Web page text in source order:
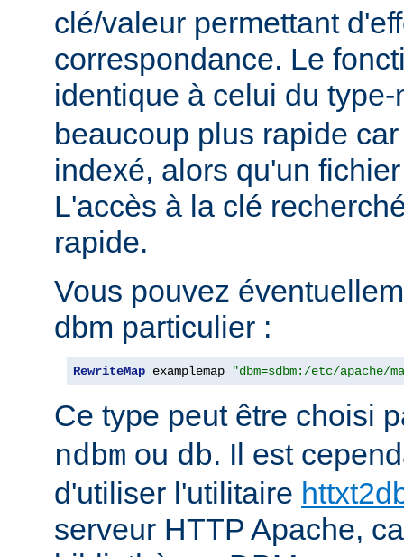
clé/valeur permettant
correspondance. Le
identique à celui du
beaucoup plus rapide
indexé, alors qu'un
L'accès à la clé
rapide.
Vous pouvez
dbm particulier :
RewriteMap examplemap "dbm=sdbm:/etc/apache/
Ce type peut être choisi
ndbm ou db. Il est
d'utiliser l'utilitaire
serveur HTTP Apache,